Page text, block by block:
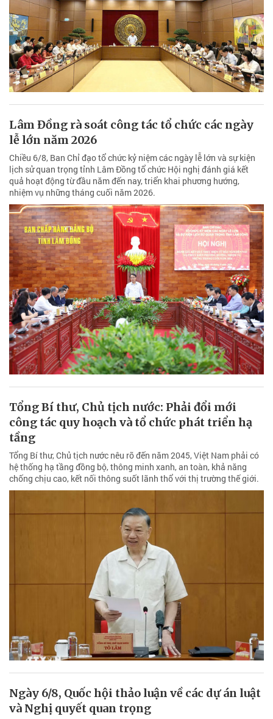
Lâm Đồng rà soát công tác tổ chức các ngày
lễ lớn năm 2026
Chiều 6/8, Ban Chỉ đạo tổ chức kỷ niệm các ngày lễ lớn và sự kiện
lịch sử quan trọng tỉnh Lâm Đồng tổ chức Hội nghị đánh giá kết
quả hoạt động từ đầu năm đến nay, triển khai phương hướng,
nhiệm vụ những tháng cuối năm 2026.
Tổng Bí thư, Chủ tịch nước: Phải đổi mới
công tác quy hoạch và tổ chức phát triển hạ
tầng
Tổng Bí thư, Chủ tịch nước nêu rõ đến năm 2045, Việt Nam phải có
hệ thống hạ tầng đồng bộ, thông minh xanh, an toàn, khả năng
chống chịu cao, kết nối thông suốt lãnh thổ với thị trường thế giới.
Ngày 6/8, Quốc hội thảo luận về các dự án luật
và Nghị quyết quan trọng